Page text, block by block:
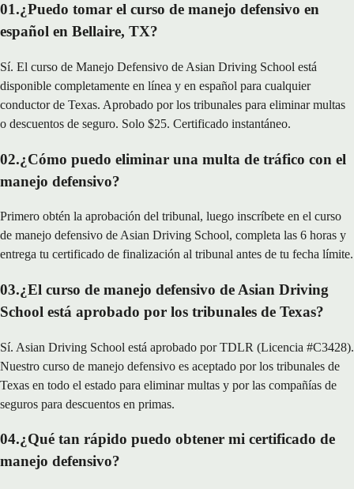
01.¿Puedo tomar el curso de manejo defensivo en
español en Bellaire, TX?
Sí. El curso de Manejo Defensivo de Asian Driving School está
disponible completamente en línea y en español para cualquier
conductor de Texas. Aprobado por los tribunales para eliminar multas
o descuentos de seguro. Solo $25. Certificado instantáneo.
02.¿Cómo puedo eliminar una multa de tráfico con el
manejo defensivo?
Primero obtén la aprobación del tribunal, luego inscríbete en el curso
de manejo defensivo de Asian Driving School, completa las 6 horas y
entrega tu certificado de finalización al tribunal antes de tu fecha límite.
03.¿El curso de manejo defensivo de Asian Driving
School está aprobado por los tribunales de Texas?
Sí. Asian Driving School está aprobado por TDLR (Licencia #C3428).
Nuestro curso de manejo defensivo es aceptado por los tribunales de
Texas en todo el estado para eliminar multas y por las compañías de
seguros para descuentos en primas.
04.¿Qué tan rápido puedo obtener mi certificado de
manejo defensivo?